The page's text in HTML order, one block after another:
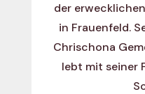
der
in Frauenfeld.
Chrischona
lebt mit seiner